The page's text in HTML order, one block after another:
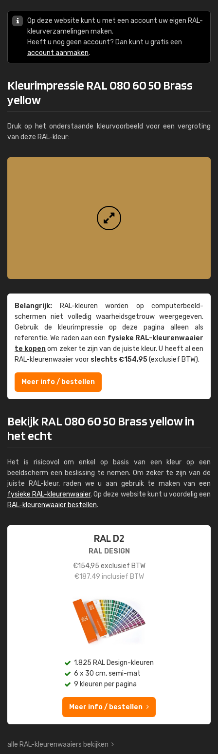
Op deze website kunt u met een account uw eigen RAL-
kleurverzamelingen maken.
Heeft u nog geen account? Dan kunt u gratis een
account aanmaken.
Kleurimpressie RAL 080 60 50 Brass
yellow
Druk op het onderstaande kleurvoorbeeld voor een vergroting
van deze RAL-kleur:
Belangrijk: RAL-kleuren worden op computer­beeld­
schermen niet volledig waarheids­­getrouw weer­gegeven.
Gebruik de kleur­impressie op deze pagina alleen als
referentie. We raden aan een fysieke RAL-kleuren­waaier
te kopenom zeker te zijn van de juiste kleur. U heeft al een
RAL-kleuren­waaier voor slechts €154,95(exclusief BTW).
Meer info / bestellen
Bekijk RAL 080 60 50 Brass yellow in
het echt
Het is risicovol om enkel op basis van een kleur op een
beeldscherm een beslissing te nemen. Om zeker te zijn van de
juiste RAL-kleur, raden we u aan gebruik te maken van een
fysieke RAL-kleurenwaaier. Op deze website kunt u voordelig een
RAL-kleurenwaaier bestellen.
RAL D2
RAL DESIGN
€154,95 exclusief BTW
€187,49 inclusief BTW
1.825 RAL Design-kleuren
6 x 30 cm, semi-mat
9 kleuren per pagina
Meer info / bestellen
alle RAL-kleurenwaaiers bekijken